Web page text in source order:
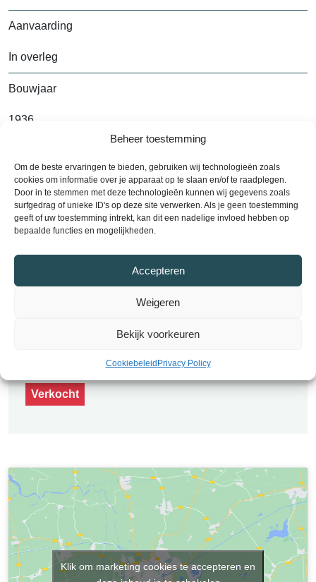
Beheer toestemming
Om de beste ervaringen te bieden, gebruiken wij technologieën zoals
cookies om informatie over je apparaat op te slaan en/of te raadplegen.
Door in te stemmen met deze technologieën kunnen wij gegevens zoals
surfgedrag of unieke ID's op deze site verwerken. Als je geen toestemming
geeft of uw toestemming intrekt, kan dit een nadelige invloed hebben op
bepaalde functies en mogelijkheden.
Accepteren
Weigeren
Bekijk voorkeuren
Cookiebeleid Privacy Policy
Aanvaarding
In overleg
Bouwjaar
1936
Alle kenmerken
Plan een bezichtiging
Plan nu een bezichtiging en ontdek uw
droomwoning! Neem contact met ons op via telefoon
om u te helpen bij het vinden van uw ideale huis.
Verkocht
Klik om marketing cookies te accepteren en